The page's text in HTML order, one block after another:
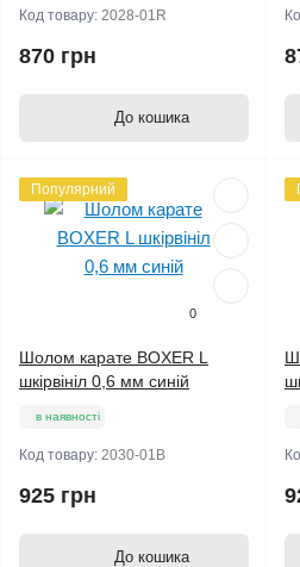
Код товару: 2028-01R
870 грн
До кошика
Популярний
0
Шолом карате BOXER L
шкірвініл 0,6 мм синій
в наявності
Код товару: 2030-01B
925 грн
До кошика